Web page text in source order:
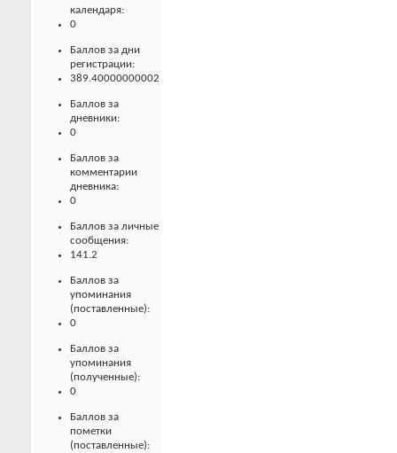
календаря:
0
Баллов за дни
регистрации:
389.40000000002
Баллов за
дневники:
0
Баллов за
комментарии
дневника:
0
Баллов за личные
сообщения:
141.2
Баллов за
упоминания
(поставленные):
0
Баллов за
упоминания
(полученные):
0
Баллов за
пометки
(поставленные):